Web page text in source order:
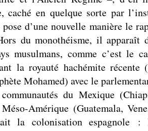
caché en quelque sorte par
d’une nouvelle manière le
du monothéisme, il apparaît
musulmans, comme c’est le
la royauté hachémite
Mohamed) avec le
du Mexique
Amérique (Guatemala,
la colonisation espagnole :